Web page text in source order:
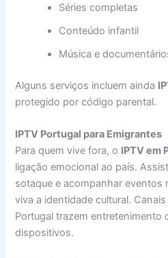
Séries completas
Conteúdo infantil
Música e
Alguns serviços incluem ainda
protegido por código parental.
IPTV Portugal para Emigrantes
Para quem vive fora, o IPTV em
ligação emocional ao país.
sotaque e acompanhar eventos
viva a identidade cultural.
Portugal trazem entretenimento
dispositivos.